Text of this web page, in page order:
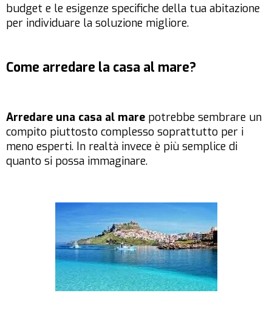
budget e le esigenze specifiche della tua abitazione
per individuare la soluzione migliore.
Come arredare la casa al mare?
Arredare una casa al mare potrebbe sembrare un
compito piuttosto complesso soprattutto per i
meno esperti. In realtà invece è più semplice di
quanto si possa immaginare.